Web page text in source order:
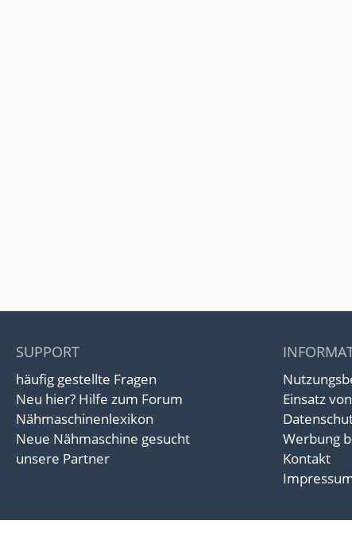
SUPPORT
häufig gestellte Fragen
Neu hier? Hilfe zum Forum
Nähmaschinenlexikon
Neue Nähmaschine gesucht
unsere Partner
Einsatz
Werbung
Kontakt